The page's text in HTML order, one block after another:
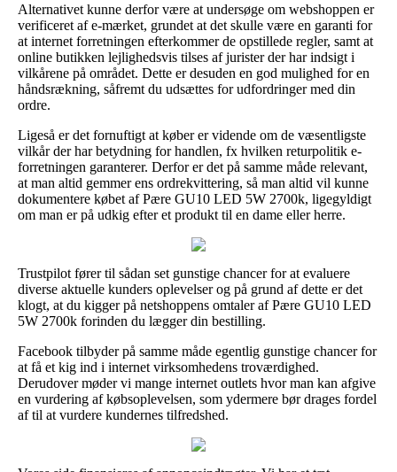
Alternativet kunne derfor være at undersøge om webshoppen er
verificeret af e-mærket, grundet at det skulle være en garanti for
at internet forretningen efterkommer de opstillede regler, samt at
online butikken lejlighedsvis tilses af jurister der har indsigt i
vilkårene på området. Dette er desuden en god mulighed for en
håndsrækning, såfremt du udsættes for udfordringer med din
ordre.
Ligeså er det fornuftigt at køber er vidende om de væsentligste
vilkår der har betydning for handlen, fx hvilken returpolitik e-
forretningen garanterer. Derfor er det på samme måde relevant,
at man altid gemmer ens ordrekvittering, så man altid vil kunne
dokumentere købet af Pære GU10 LED 5W 2700k, ligegyldigt
om man er på udkig efter et produkt til en dame eller herre.
Trustpilot fører til sådan set gunstige chancer for at evaluere
diverse aktuelle kunders oplevelser og på grund af dette er det
klogt, at du kigger på netshoppens omtaler af Pære GU10 LED
5W 2700k forinden du lægger din bestilling.
Facebook tilbyder på samme måde egentlig gunstige chancer for
at få et kig ind i internet virksomhedens troværdighed.
Derudover møder vi mange internet outlets hvor man kan afgive
en vurdering af købsoplevelsen, som ydermere bør drages fordel
af til at vurdere kundernes tilfredshed.